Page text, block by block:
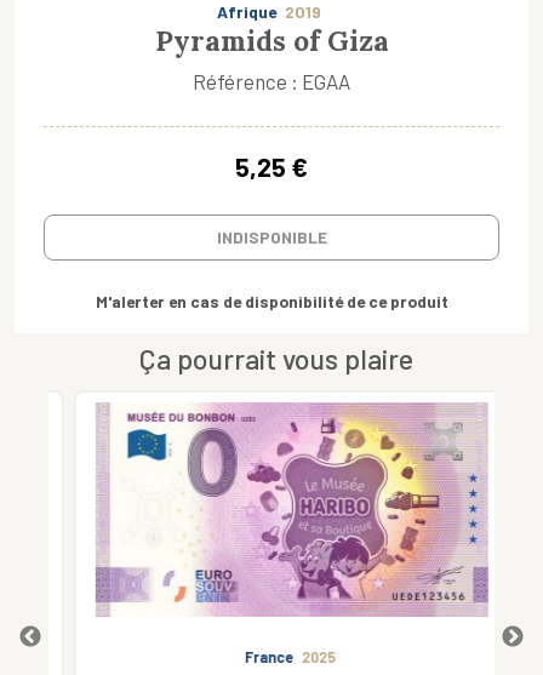
Afrique 2019
Pyramids of Giza
Référence : EGAA
5,25 €
INDISPONIBLE
M'alerter en cas de disponibilité de ce produit
Ça pourrait vous plaire
France 2025